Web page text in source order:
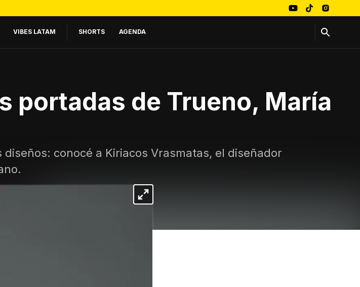
VIBES LATAM SHORTS AGENDA
portadas de Trueno, María
conocé a Kiriacos Vrasmatas, el diseñador